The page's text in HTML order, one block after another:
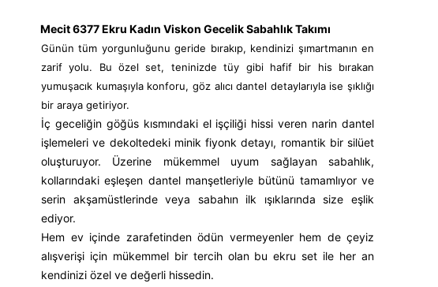
Mecit 6377 Ekru Kadın Viskon Gecelik Sabahlık Takımı
Günün tüm yorgunluğunu geride bırakıp, kendinizi şımartmanın en
zarif yolu. Bu özel set, teninizde tüy gibi hafif bir his bırakan
yumuşacık kumaşıyla konforu, göz alıcı dantel detaylarıyla ise şıklığı
bir araya getiriyor.
İç geceliğin göğüs kısmındaki el işçiliği hissi veren narin dantel
işlemeleri ve dekoltedeki minik fiyonk detayı, romantik bir silüet
oluşturuyor. Üzerine mükemmel uyum sağlayan sabahlık,
kollarındaki eşleşen dantel manşetleriyle bütünü tamamlıyor ve
serin akşamüstlerinde veya sabahın ilk ışıklarında size eşlik
ediyor.
Hem ev içinde zarafetinden ödün vermeyenler hem de çeyiz
alışverişi için mükemmel bir tercih olan bu ekru set ile her an
kendinizi özel ve değerli hissedin.